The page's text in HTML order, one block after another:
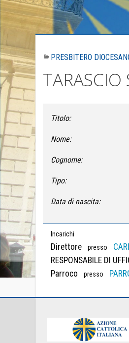
PRESBITERO
Titolo:
Nome:
Cognome:
Tipo:
Data di nascita:
Incarichi
Direttore presso
RESPONSABILE DI
Parroco
presso